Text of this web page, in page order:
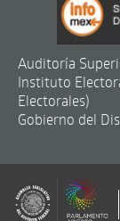
Auditoría
Instituto
Electorales)
Gobierno del